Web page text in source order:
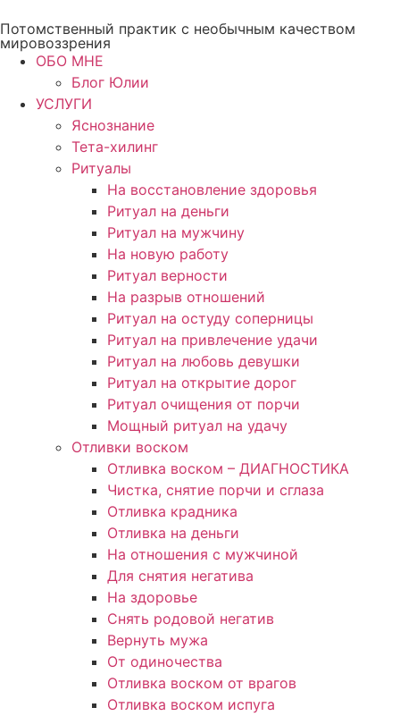
к
содержимому
Потомственный практик с необычным качеством
мировоззрения
ОБО МНЕ
Блог Юлии
УСЛУГИ
Яснознание
Тета-хилинг
Ритуалы
На восстановление здоровья
Ритуал на деньги
Ритуал на мужчину
На новую работу
Ритуал верности
На разрыв отношений
Ритуал на остуду соперницы
Ритуал на привлечение удачи
Ритуал на любовь девушки
Ритуал на открытие дорог
Ритуал очищения от порчи
Мощный ритуал на удачу
Отливки воском
Отливка воском – ДИАГНОСТИКА
Чистка, снятие порчи и сглаза
Отливка крадника
Отливка на деньги
На отношения с мужчиной
Для снятия негатива
На здоровье
Снять родовой негатив
Вернуть мужа
От одиночества
Отливка воском от врагов
Отливка воском испуга